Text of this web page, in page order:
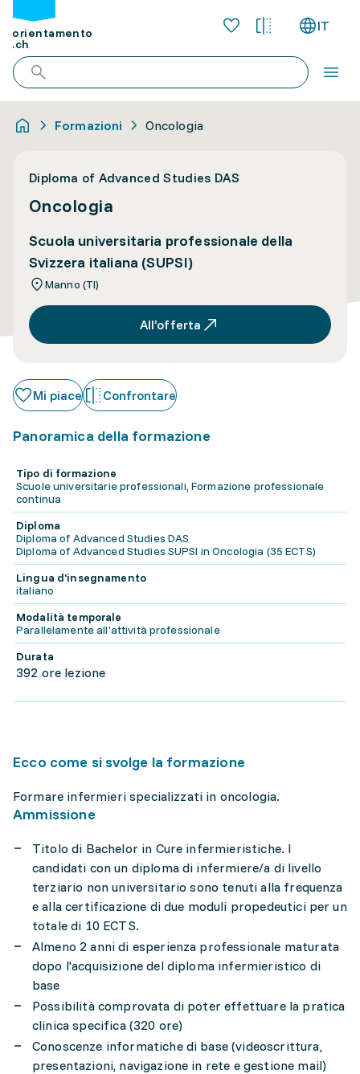
orientamento
.ch
IT
Formazioni Oncologia
Diploma of Advanced Studies DAS
Oncologia
Scuola universitaria professionale della
Svizzera italiana (SUPSI)
Manno (TI)
All’offerta
Mi piace Confrontare
Panoramica della formazione
Tipo di formazione
Scuole universitarie professionali, Formazione professionale
continua
Diploma
Diploma of Advanced Studies DAS
Diploma of Advanced Studies SUPSI in Oncologia (35 ECTS)
Lingua d'insegnamento
italiano
Modalità temporale
Parallelamente all'attività professionale
Durata
392 ore lezione
Ecco come si svolge la formazione
Formare infermieri specializzati in oncologia.
Ammissione
Titolo di Bachelor in Cure infermieristiche. I
candidati con un diploma di infermiere/a di livello
terziario non universitario sono tenuti alla frequenza
e alla certificazione di due moduli propedeutici per un
totale di 10 ECTS.
Almeno 2 anni di esperienza professionale maturata
dopo l'acquisizione del diploma infermieristico di
base
Possibilità comprovata di poter effettuare la pratica
clinica specifica (320 ore)
Conoscenze informatiche di base (videoscrittura,
presentazioni, navigazione in rete e gestione mail)